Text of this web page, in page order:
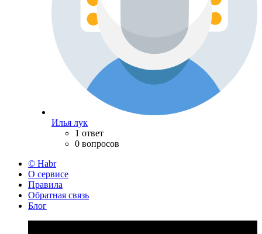
Илья лук
1 ответ
0 вопросов
© Habr
О сервисе
Правила
Обратная связь
Блог